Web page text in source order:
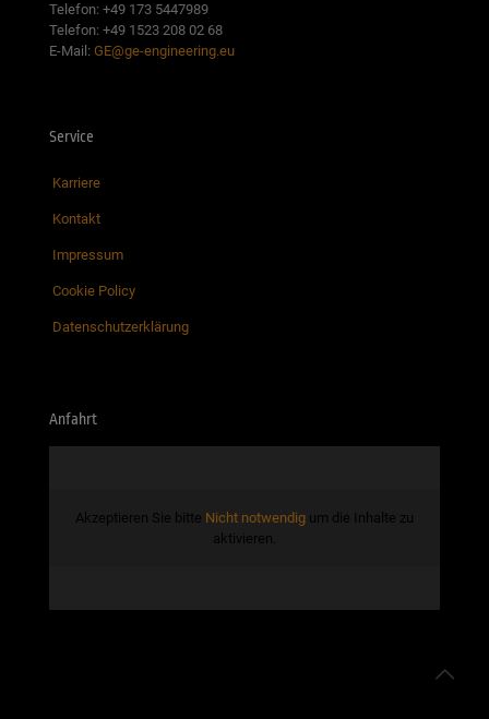
Telefon: +49 173 5447989
Telefon: +49 1523 208 02 68
E-Mail: GE@ge-engineering.eu
Service
Karriere
Kontakt
Impressum
Cookie Policy
Datenschutzerklärung
Anfahrt
Akzeptieren Sie bitte Nicht notwendig um die Inhalte zu
aktivieren.